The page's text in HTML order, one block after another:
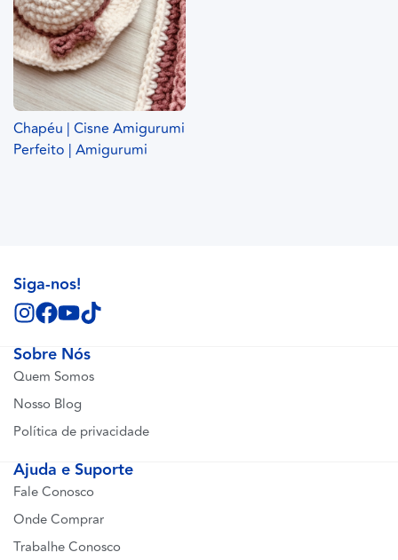
Chapéu | Cisne Amigurumi
Perfeito | Amigurumi
Sobre Nós
Quem Somos
Nosso Blog
Política de privacidade
Ajuda e Suporte
Fale Conosco
Onde Comprar
Trabalhe Conosco
Siga-nos!